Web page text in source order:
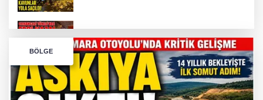
Bursa’da Orhangazi Tüneli’nde feci kaza:
İHRACAT REKORU VAR, PEKİ EMEĞİN
KARŞILIĞI NEREDE?
BÖLGE